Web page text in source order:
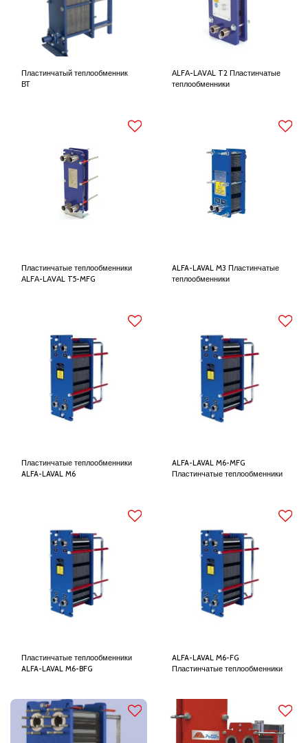
Пластинчатый теплообменник
ВТ
АLFА-LАVАL T2 Пластинчатые
теплообменники
Пластинчатые теплообменники
АLFА-LАVАL T5-MFG
ALFA-LAVAL M3 Пластинчатые
теплообменники
Пластинчатые теплообменники
ALFA-LAVAL M6
ALFA-LAVAL M6-MFG
Пластинчатые теплообменники
Пластинчатые теплообменники
ALFA-LAVAL M6-BFG
ALFA-LAVAL M6-FG
Пластинчатые теплообменники